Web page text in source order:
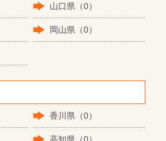
山口県（0）
岡山県（0）
香川県（0）